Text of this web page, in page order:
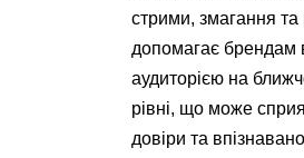
стрими, змагання та
допомагає брендам
аудиторією на
рівні, що може
довіри та